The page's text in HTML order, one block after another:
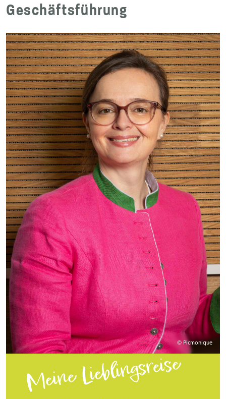
Geschäftsführung
© Picmonique
Meine Lieblingsreise